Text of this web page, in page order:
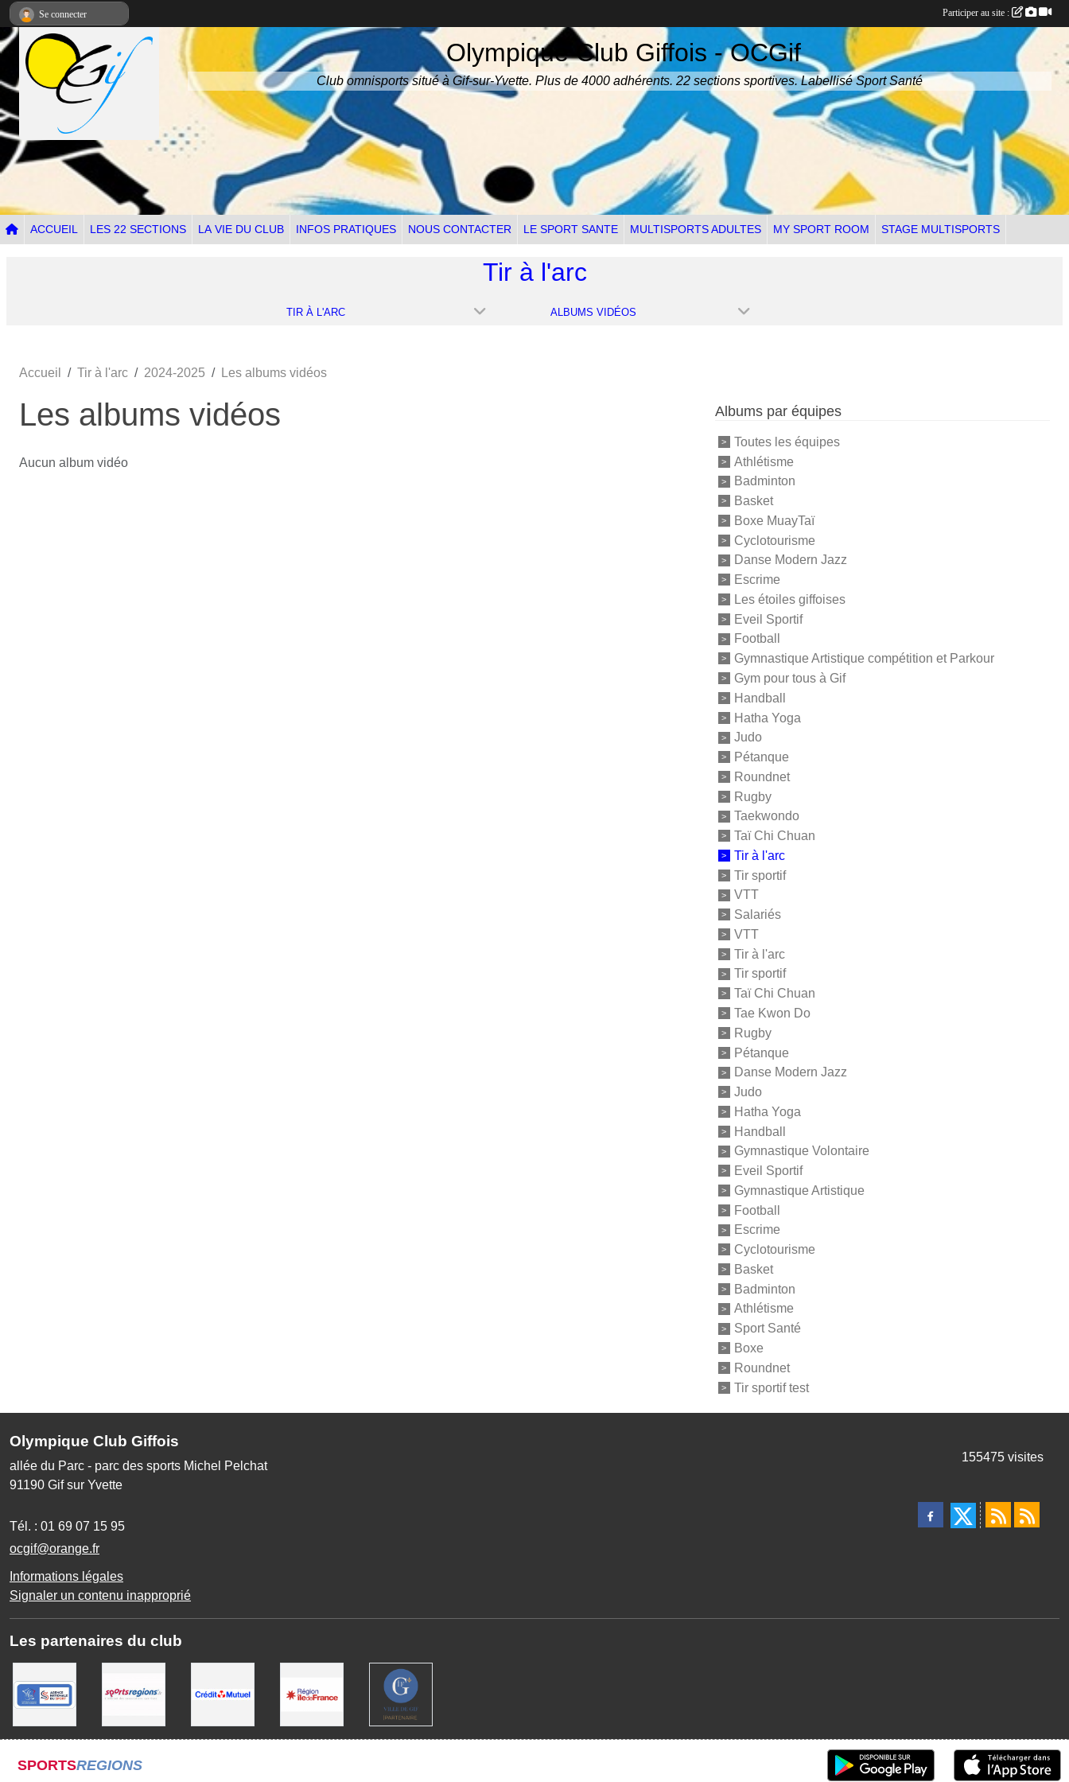
Olympique Club Giffois - OCGif
Club omnisports situé à Gif-sur-Yvette. Plus de 4000 adhérents. 22 sections sportives. Labellisé Sport Santé
ACCUEIL LES 22 SECTIONS LA VIE DU CLUB INFOS PRATIQUES NOUS CONTACTER LE SPORT SANTE MULTISPORTS ADULTES MY SPORT ROOM STAGE MULTISPORTS
Tir à l'arc
TIR À L'ARC ALBUMS VIDÉOS
Accueil Tir à l'arc 2024-2025 Les albums vidéos
Les albums vidéos
Aucun album vidéo
Albums par équipes
Toutes les équipes
Athlétisme
Badminton
Basket
Boxe MuayTaï
Cyclotourisme
Danse Modern Jazz
Escrime
Les étoiles giffoises
Eveil Sportif
Football
Gymnastique Artistique compétition et Parkour
Gym pour tous à Gif
Handball
Hatha Yoga
Judo
Pétanque
Roundnet
Rugby
Taekwondo
Taï Chi Chuan
Tir à l'arc
Tir sportif
VTT
Salariés
VTT
Tir à l'arc
Tir sportif
Taï Chi Chuan
Tae Kwon Do
Rugby
Pétanque
Danse Modern Jazz
Judo
Hatha Yoga
Handball
Gymnastique Volontaire
Eveil Sportif
Gymnastique Artistique
Football
Escrime
Cyclotourisme
Basket
Badminton
Athlétisme
Sport Santé
Boxe
Roundnet
Tir sportif test
Olympique Club Giffois
allée du Parc - parc des sports Michel Pelchat
91190 Gif sur Yvette
Tél. : 01 69 07 15 95
ocgif@orange.fr
Informations légales
Signaler un contenu inapproprié
155475 visites
Les partenaires du club
SPORTSREGIONS
Se connecter Participer au site :
Panneau de gestion des cookies